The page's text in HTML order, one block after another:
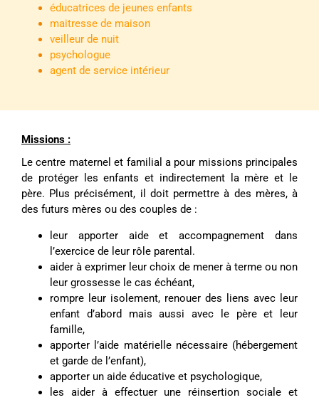
éducatrices de jeunes enfants
maitresse de maison
veilleur de nuit
psychologue
agent de service intérieur
Missions :
Le centre maternel et familial a pour missions principales
de protéger les enfants et indirectement la mère et le
père. Plus précisément, il doit permettre à des mères, à
des futurs mères ou des couples de :
leur apporter aide et accompagnement dans
l’exercice de leur rôle parental.
aider à exprimer leur choix de mener à terme ou non
leur grossesse le cas échéant,
rompre leur isolement, renouer des liens avec leur
enfant d’abord mais aussi avec le père et leur
famille,
apporter l’aide matérielle nécessaire (hébergement
et garde de l’enfant),
apporter un aide éducative et psychologique,
les aider à effectuer une réinsertion sociale et